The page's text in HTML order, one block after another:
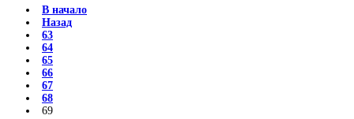
В начало
Назад
63
64
65
66
67
68
69